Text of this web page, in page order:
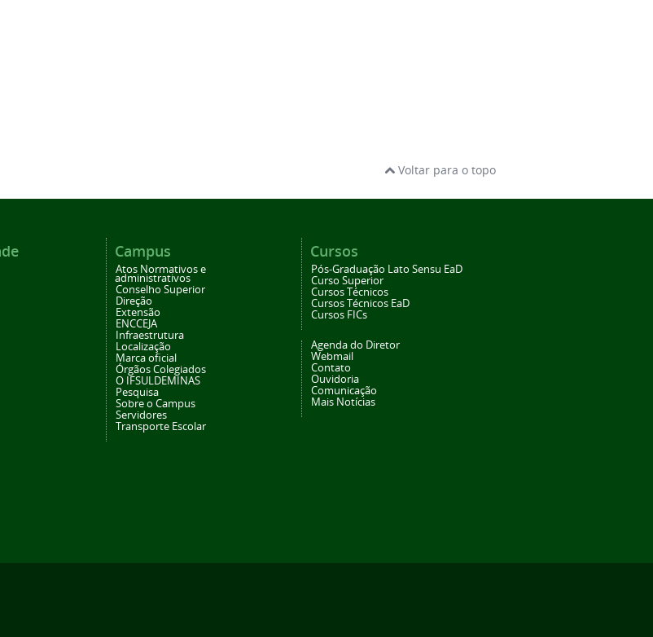
Voltar para o topo
Campus
Atos Normativos e
administrativos
Conselho Superior
Direção
Extensão
ENCCEJA
Infraestrutura
Localização
Marca oficial
Órgãos Colegiados
O IFSULDEMINAS
Pesquisa
Sobre o Campus
Servidores
Transporte Escolar
Cursos
Pós-Graduação Lato Sensu EaD
Curso Superior
Cursos Técnicos
Cursos Técnicos EaD
Cursos FICs
Agenda do Diretor
Webmail
Contato
Ouvidoria
Comunicação
Mais Notícias